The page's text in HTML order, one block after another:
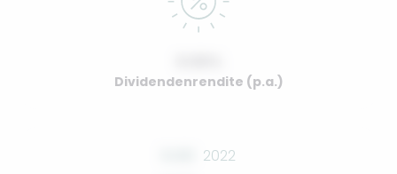
Dividendenrendite (p.a.)
2022